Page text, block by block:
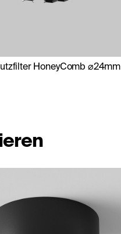
HoneyComb ⌀24mm